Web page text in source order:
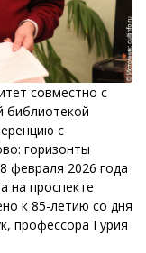
совместно с
библиотекой
с
горизонты
февраля 2026 года
на проспекте
к 85-летию со дня
профессора Гурия